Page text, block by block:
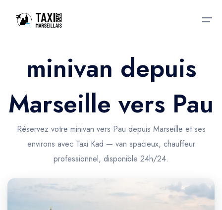
Accueil
Nos services
Nos services
Taxis Aéroport
Trajet Gare SNCF
Trajet Port croisière
Trajet Séminaire
Trajet Santé
Réservation
minivan depuis
Marseille vers Pau
Réservez votre minivan vers Pau depuis Marseille et ses
environs avec Taxi Kad — van spacieux, chauffeur
professionnel, disponible 24h/24.